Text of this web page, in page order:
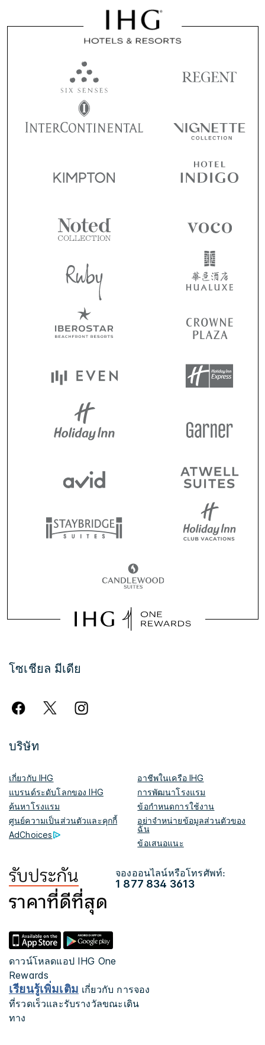
โซเชียล มีเดีย
บริษัท
เกี่ยวกับ IHG
อาชีพในเครือ IHG
แบรนด์ระดับโลกของ IHG
การพัฒนาโรงแรม
ค้นหาโรงแรม
ข้อกำหนดการใช้งาน
ศูนย์ความเป็นส่วนตัวและคุกกี้
อย่าจำหน่ายข้อมูลส่วนตัวของ
ฉัน
AdChoices
ข้อเสนอแนะ
จองออนไลน์หรือโทรศัพท์:
1 877 834 3613
ดาวน์โหลดแอป IHG One
Rewards
เรียนรู้เพิ่มเติม เกี่ยวกับ การจอง
ที่รวดเร็วและรับรางวัลขณะเดิน
ทาง